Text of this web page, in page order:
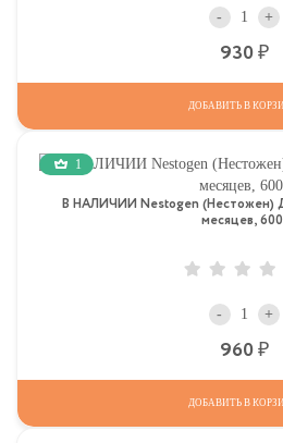
- +
930
ДОБАВИТЬ В
1
В НАЛИЧИИ Nestogen (Нестожен)
месяцев,
- +
960
ДОБАВИТЬ В